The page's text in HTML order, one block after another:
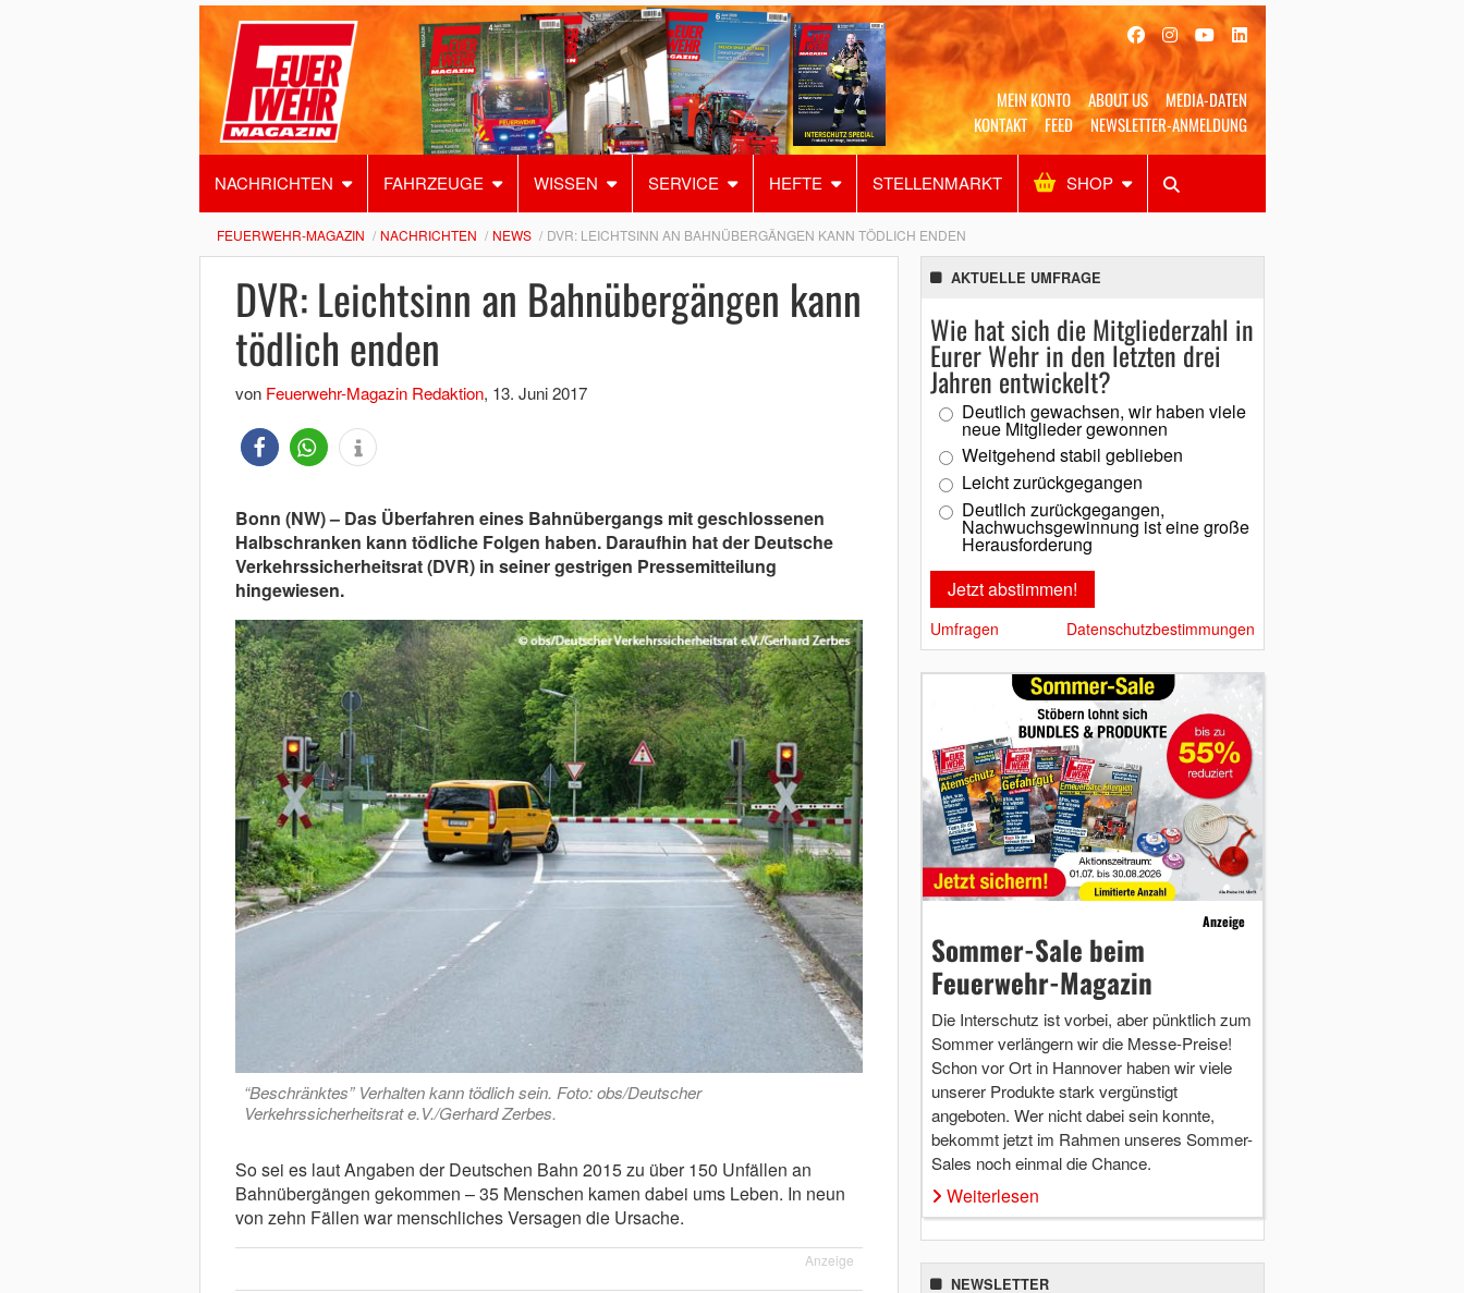
MEIN KONTO ABOUT US
MEDIA-DATEN
KONTAKT
FEED NEWSLETTER-ANMELDUNG
NACHRICHTEN FAHRZEUGE WISSEN SERVICE HEFTE STELLENMARKT SHOP
Alles Shop SUCHEN
FEUERWEHR-MAGAZIN NACHRICHTEN NEWS DVR: LEICHTSINN AN BAHNÜBERGÄNGEN KANN TÖDLICH ENDEN
DVR: Leichtsinn an Bahnübergängen kann
tödlich enden
von Feuerwehr-Magazin Redaktion, 13. Juni 2017
Bonn (NW) – Das Überfahren eines Bahnübergangs mit geschlossenen
Halbschranken kann tödliche Folgen haben. Daraufhin hat der Deutsche
Verkehrssicherheitsrat (DVR) in seiner gestrigen Pressemitteilung
hingewiesen.
“Beschränktes” Verhalten kann tödlich sein. Foto: obs/Deutscher
Verkehrssicherheitsrat e.V./Gerhard Zerbes.
So sei es laut Angaben der Deutschen Bahn 2015 zu über 150 Unfällen an
Bahnübergängen gekommen – 35 Menschen kamen dabei ums Leben. In neun
von zehn Fällen war menschliches Versagen die Ursache.
Anzeige
AKTUELLE UMFRAGE
Wie hat sich die Mitgliederzahl in
Eurer Wehr in den letzten drei
Jahren entwickelt?
Deutlich gewachsen, wir haben viele
neue Mitglieder gewonnen
Weitgehend stabil geblieben
Leicht zurückgegangen
Deutlich zurückgegangen,
Nachwuchsgewinnung ist eine große
Herausforderung
Umfragen Datenschutzbestimmungen
Anzeige
Sommer-Sale beim
Feuerwehr-Magazin
Die Interschutz ist vorbei, aber pünktlich zum
Sommer verlängern wir die Messe-Preise!
Schon vor Ort in Hannover haben wir viele
unserer Produkte stark vergünstigt
angeboten. Wer nicht dabei sein konnte,
bekommt jetzt im Rahmen unseres Sommer-
Sales noch einmal die Chance.
Weiterlesen
NEWSLETTER